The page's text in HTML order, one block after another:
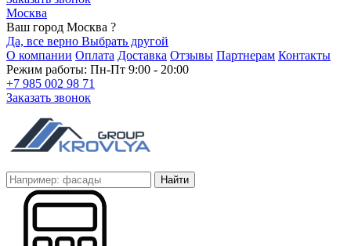
Москва
Ваш город Москва ?
Да, все верно Выбрать другой
О компании Оплата Доставка Отзывы Партнерам Контакты
Режим работы: Пн-Пт 9:00 - 20:00
+7 985 002 98 71
Заказать звонок
Найти